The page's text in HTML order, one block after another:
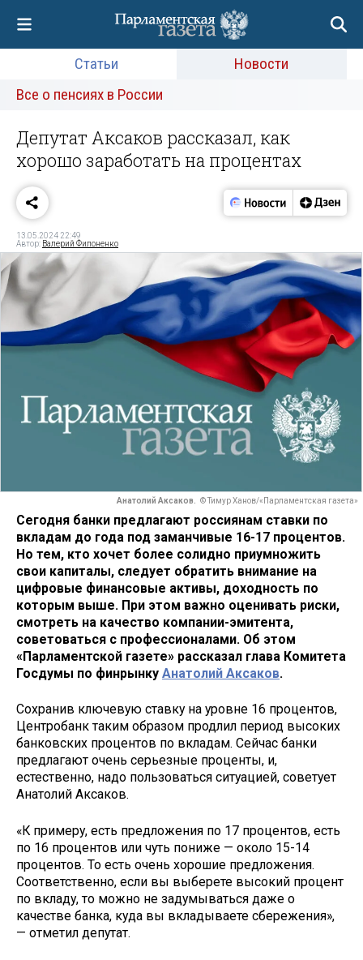
Статьи
Новости
Все о пенсиях в России
Депутат Аксаков рассказал, как
хорошо заработать на процентах
13.05.2024 22:49
Автор: Валерий Филоненко
Анатолий Аксаков. © Тимур Ханов/«Парламентская газета»
Сегодня банки предлагают россиянам ставки по
вкладам до года под заманчивые 16-17 процентов.
Но тем, кто хочет более солидно приумножить
свои капиталы, следует обратить внимание на
цифровые финансовые активы, доходность по
которым выше. При этом важно оценивать риски,
смотреть на качество компании-эмитента,
советоваться с профессионалами. Об этом
«Парламентской газете» рассказал глава Комитета
Госдумы по финрынку Анатолий Аксаков.
Сохранив ключевую ставку на уровне 16 процентов,
Центробанк таким образом продлил период высоких
банковских процентов по вкладам. Сейчас банки
предлагают очень серьезные проценты, и,
естественно, надо пользоваться ситуацией, советует
Анатолий Аксаков.
«К примеру, есть предложения по 17 процентов, есть
по 16 процентов или чуть пониже — около 15-14
процентов. То есть очень хорошие предложения.
Соответственно, если вы выберете высокий процент
по вкладу, то можно не задумываться даже о
качестве банка, куда вы вкладываете сбережения»,
— отметил депутат.